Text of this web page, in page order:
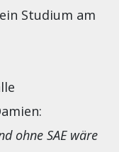
Studium am
ohne SAE wäre